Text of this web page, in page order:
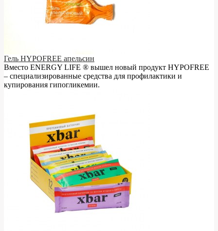
Гель HYPOFREE апельсин
Вместо ENERGY LIFE ® вышел новый продукт HYPOFREE
– cпециализированные средства для профилактики и
купирования гипогликемии.